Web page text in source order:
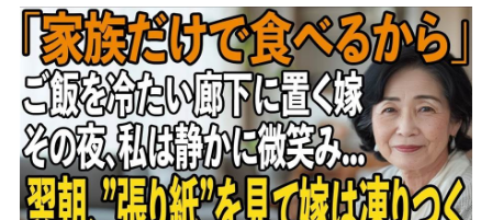
って姿を消した→翌朝、玄関の張り紙に息子嫁は
顔面蒼白に